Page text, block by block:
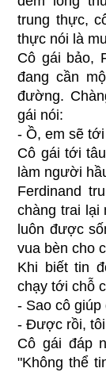
trung thực,
thực nói là
Cô gái bảo,
đang cần
đường.
gái nói:
- Ồ, em sẽ
Cô gái tới
làm người
Ferdinand
chàng trai lại
luôn được
vua bèn cho
Khi biết tin
chạy tới chỗ
- Sao cô
- Được rồi,
Cô gái đáp
"Không thể